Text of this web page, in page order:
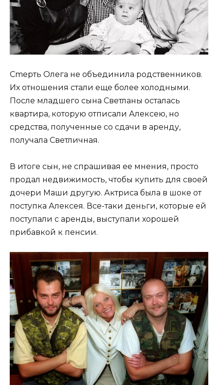
Сmеpть Олега не объединила родственников.
Их отношения стали еще более холодными.
После младшего сына Светланы осталась
квартира, которую отписали Алексею, но
средства, полученные со сдачи в аренду,
получала Светличная.
В итоге сын, не спрашивая ее мнения, просто
продал недвижимость, чтобы купить для своей
дочери Маши другую. Актриса была в шоке от
поступка Алексея. Все-таки деньги, которые ей
поступали с аренды, выступали хорошей
прибавкой к пенсии.